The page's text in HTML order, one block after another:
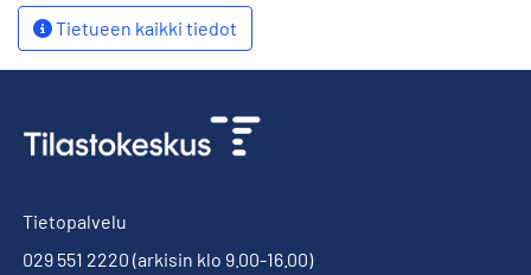
Tietueen kaikki tiedot
Tietopalvelu
029 551 2220 (arkisin klo 9.00-16.00)